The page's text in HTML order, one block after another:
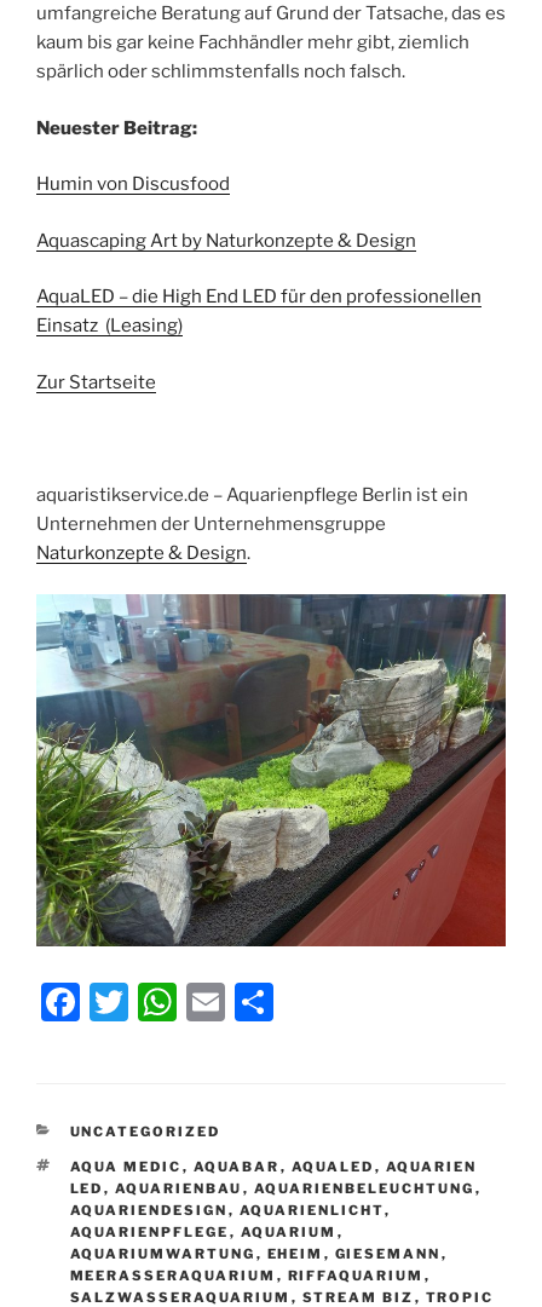
umfangreiche Beratung auf Grund der Tatsache, das es
kaum bis gar keine Fachhändler mehr gibt, ziemlich
spärlich oder schlimmstenfalls noch falsch.
Neuester Beitrag:
Humin von Discusfood
Aquascaping Art by Naturkonzepte & Design
AquaLED – die High End LED für den professionellen
Einsatz (Leasing)
Zur Startseite
aquaristikservice.de – Aquarienpflege Berlin ist ein
Unternehmen der Unternehmensgruppe
Naturkonzepte & Design.
F
e
b
o
o
k
T
er
W
s
A
p
p
E
KATEGORIEN
UNCATEGORIZED
SCHLAGWÖRTER
AQUA MEDIC , AQUABAR , AQUALED , AQUARIEN
LED , AQUARIENBAU , AQUARIENBELEUCHTUNG ,
AQUARIENDESIGN , AQUARIENLICHT,
AQUARIENPFLEGE , AQUARIUM ,
AQUARIUMWARTUNG , EHEIM , GIESEMANN ,
MEERASSERAQUARIUM , RIFFAQUARIUM ,
SALZWASSERAQUARIUM , STREAM BIZ , TROPIC